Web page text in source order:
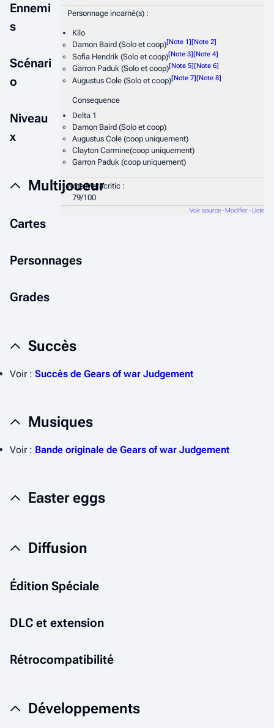
Personnage incarné(s) :
Kilo
Damon Baird (Solo et coop)[Note 1] [Note 2]
Sofia Hendrik (Solo et coop)[Note 3][Note 4]
Garron Paduk (Solo et coop)[Note 5] [Note 6]
Augustus Cole (Solo et coop)[Note 7][Note 8]
Consequence
Delta 1
Damon Baird (Solo et coop)
Augustus Cole (coop uniquement)
Clayton Carmine(coop uniquement)
Garron Paduk (coop uniquement)
Note Metacritic :
79/100
Voir source-Modifier-Liste
Ennemi
s
Scénari
o
Niveau
x
Multijoueur
Cartes
Personnages
Grades
Succès
Voir : Succès de Gears of war Judgement
Musiques
Voir : Bande originale de Gears of war Judgement
Easter eggs
Diffusion
Édition Spéciale
DLC et extension
Rétrocompatibilité
Développements